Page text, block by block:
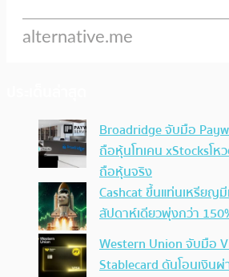
Broadridge จับมือ
ถือหุ้นโทเคน xStocksโ
ถือหุ้นจริง
Cashcat ขึ้นแท่นเหรียญ
สัปดาห์เดียวพุ่งกว่า
Western Union จับมือ
Stablecard ดันโอนเงิน